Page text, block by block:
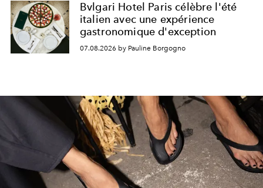
Bvlgari Hotel Paris célèbre l'été
italien avec une expérience
gastronomique d'exception
07.08.2026 by Pauline Borgogno